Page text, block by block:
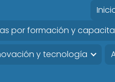
por formación y
y tecnología